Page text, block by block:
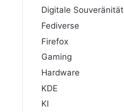
Digitale Souveränität
Fediverse
Firefox
Gaming
Hardware
KDE
KI